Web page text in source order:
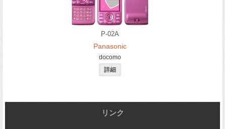
P-02A
Panasonic
docomo
リンク